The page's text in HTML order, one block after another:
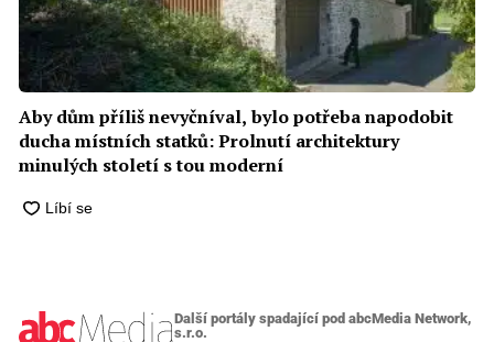
Aby dům příliš nevyčníval, bylo potřeba napodobit
ducha místních statků: Prolnutí architektury
minulých století s tou moderní
Další portály spadající pod abcMedia Network,
s.r.o.